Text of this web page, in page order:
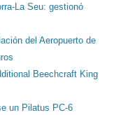
La Seu: gestionó
del Aeropuerto de
Beechcraft King
un Pilatus PC-6